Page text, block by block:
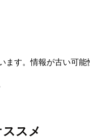
す。情報が古い可能
スメ